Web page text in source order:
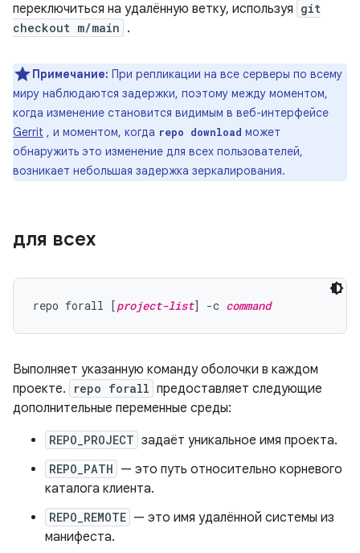
переключиться на удалённую ветку, используя git
checkout m/main .
Примечание: При репликации на все серверы по всему
миру наблюдаются задержки, поэтому между моментом,
когда изменение становится видимым в веб-интерфейсе
Gerrit , и моментом, когда repo download может
обнаружить это изменение для всех пользователей,
возникает небольшая задержка зеркалирования.
для всех
repo forall [project-list] -c command
Выполняет указанную команду оболочки в каждом
проекте.
repo forall предоставляет следующие
дополнительные переменные среды:
REPO_PROJECT задаёт уникальное имя проекта.
REPO_PATH — это путь относительно корневого
каталога клиента.
REPO_REMOTE — это имя удалённой системы из
манифеста.